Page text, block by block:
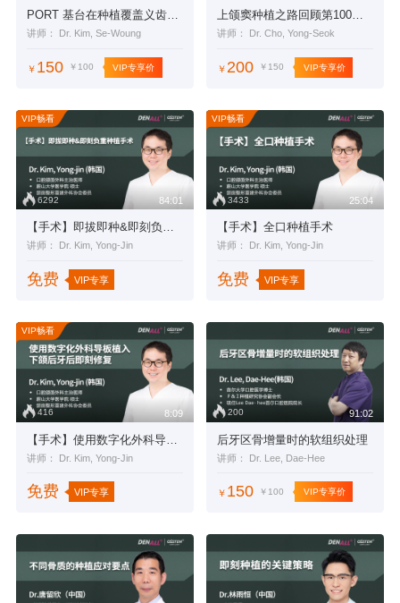
PORT 基台在种植覆盖义齿中的运用
讲师： Dr. Kim, Se-Woung
￥ 150 ￥100 VIP专享价
上颌窦种植之路回顾第100次、1000次、5000次上颌窦手术
讲师： Dr. Cho, Yong-Seok
￥ 200 ￥150 VIP专享价
84:01
VIP畅看
6292
【手术】即拔即种&即刻负重种植手术
讲师： Dr. Kim, Yong-Jin
免费 VIP专享
25:04
VIP畅看
3433
【手术】全口种植手术
讲师： Dr. Kim, Yong-Jin
免费 VIP专享
8:09
VIP畅看
416
讲师： Dr. Kim, Yong-Jin
免费 VIP专享
91:02
200
后牙区骨增量时的软组织处理
讲师： Dr. Lee, Dae-Hee
￥ 150 ￥100 VIP专享价